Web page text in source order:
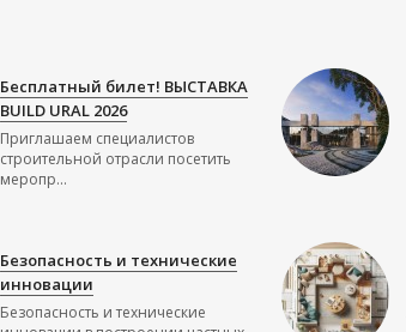
Бесплатный билет! ВЫСТАВКА
BUILD URAL 2026
Приглашаем специалистов
строительной отрасли посетить
меропр...
Безопасность и технические
инновации
Безопасность и технические